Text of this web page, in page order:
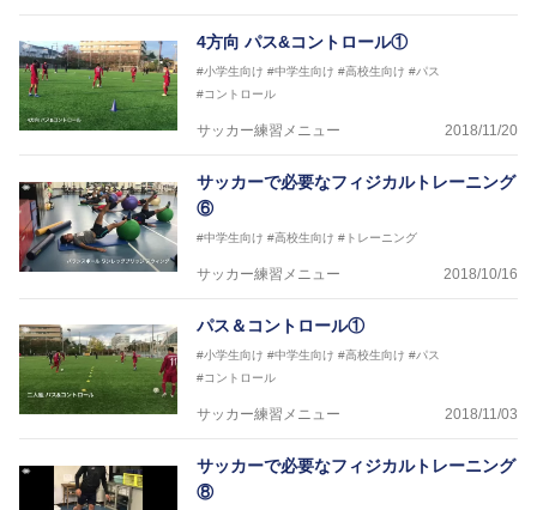
4方向 パス&コントロール①
#小学生向け #中学生向け #高校生向け #パス
#コントロール
サッカー練習メニュー 2018/11/20
サッカーで必要なフィジカルトレーニング
⑥
#中学生向け #高校生向け #トレーニング
サッカー練習メニュー 2018/10/16
パス＆コントロール①
#小学生向け #中学生向け #高校生向け #パス
#コントロール
サッカー練習メニュー 2018/11/03
サッカーで必要なフィジカルトレーニング
⑧